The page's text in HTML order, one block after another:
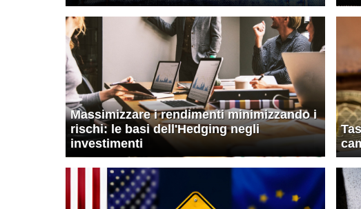
Massimizzare i rendimenti minimizzando i
rischi: le basi dell'Hedging negli
investimenti